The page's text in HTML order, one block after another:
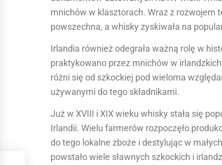
mnichów w klasztorach. Wraz z rozwojem
powszechna, a whisky zyskiwała na
Irlandia również odegrała ważną rolę w
praktykowano przez mnichów w
różni się od szkockiej pod wieloma
używanymi do tego składnikami.
Już w XVIII i XIX wieku whisky stała się
Irlandii. Wielu farmerów rozpoczęło
do tego lokalne zboże i destylując w
powstało wiele sławnych szkockich i